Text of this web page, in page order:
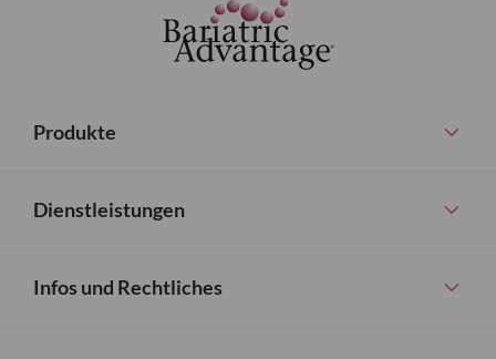
Produkte
Dienstleistungen
Infos und Rechtliches